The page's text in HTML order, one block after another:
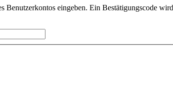
Benutzerkontos eingeben. Ein Bestätigungscode